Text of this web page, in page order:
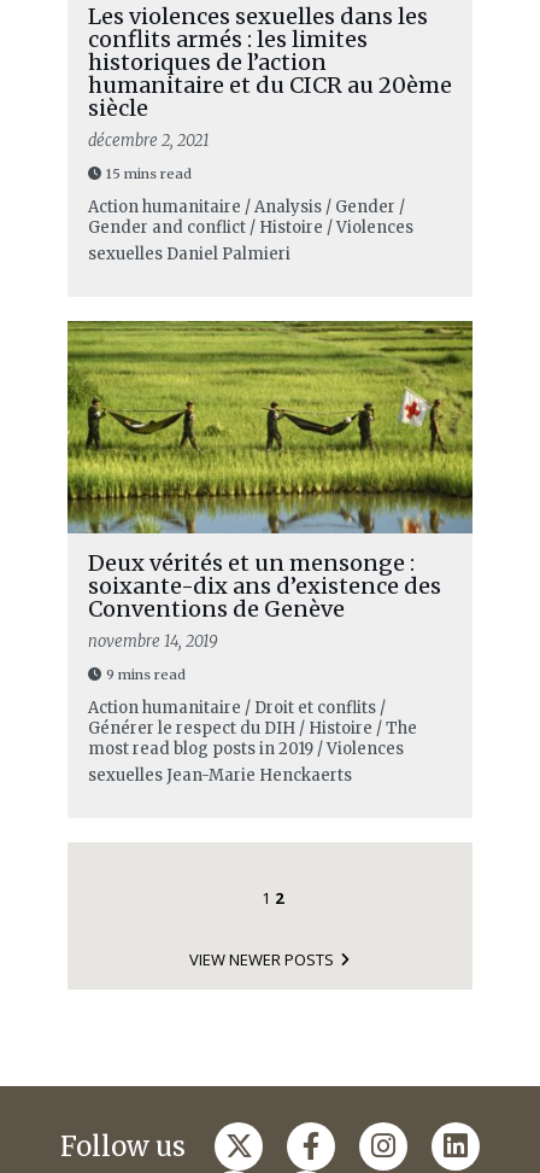
Les violences sexuelles dans les
conflits armés : les limites
historiques de l’action
humanitaire et du CICR au 20ème
siècle
décembre 2, 2021
15 mins read
Action humanitaire / Analysis / Gender /
Gender and conflict / Histoire / Violences
sexuelles Daniel Palmieri
Deux vérités et un mensonge :
soixante-dix ans d’existence des
Conventions de Genève
novembre 14, 2019
9 mins read
Action humanitaire / Droit et conflits /
Générer le respect du DIH / Histoire / The
most read blog posts in 2019 / Violences
sexuellesJean-Marie Henckaerts
1 2
VIEW NEWER POSTS
Follow us